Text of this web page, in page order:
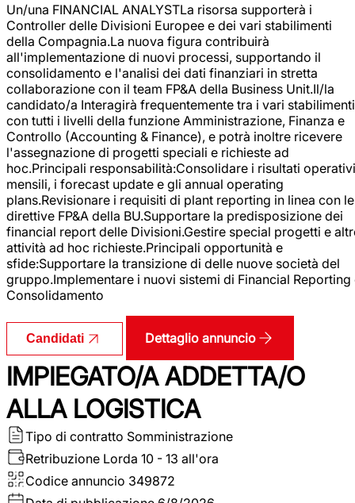
Un/una FINANCIAL ANALYSTLa risorsa supporterà i
Controller delle Divisioni Europee e dei vari stabilimenti
della Compagnia.La nuova figura contribuirà
all'implementazione di nuovi processi, supportando il
consolidamento e l'analisi dei dati finanziari in stretta
collaborazione con il team FP&A della Business Unit.Il/la
candidato/a Interagirà frequentemente tra i vari stabilimenti
con tutti i livelli della funzione Amministrazione, Finanza e
Controllo (Accounting & Finance), e potrà inoltre ricevere
l'assegnazione di progetti speciali e richieste ad
hoc.Principali responsabilità:Consolidare i risultati operativi
mensili, i forecast update e gli annual operating
plans.Revisionare i requisiti di plant reporting in linea con le
direttive FP&A della BU.Supportare la predisposizione dei
financial report delle Divisioni.Gestire special progetti e
attività ad hoc richieste.Principali opportunità e
sfide:Supportare la transizione di delle nuove società del
gruppo.Implementare i nuovi sistemi di Financial Reporting
Consolidamento
Candidati Dettaglio annuncio
IMPIEGATO/A ADDETTA/O
ALLA LOGISTICA
Tipo di contratto Somministrazione
Retribuzione Lorda 10 - 13 all'ora
Codice annuncio 349872